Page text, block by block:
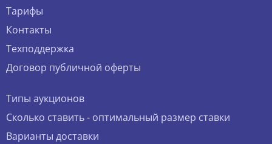
Тарифы
Контакты
Техподдержка
Договор публичной оферты
Типы аукционов
Сколько ставить - оптимальный размер ставки
Варианты доставки